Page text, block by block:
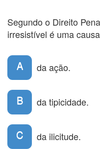
Segundo o Direito
irresistível é uma
A da ação.
B da tipicidade.
C da ilicitude.